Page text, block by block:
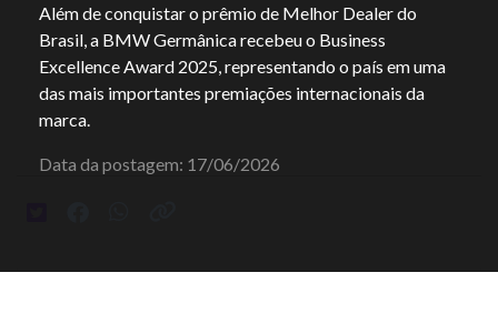
Além de conquistar o prêmio de Melhor Dealer do
Brasil, a BMW Germânica recebeu o Business
Excellence Award 2025, representando o país em uma
das mais importantes premiações internacionais da
marca.
Data da postagem: 17/06/2026